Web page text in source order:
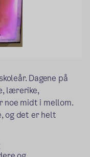
Dagene på
lærerike,
noe midt i mellom.
og det er helt